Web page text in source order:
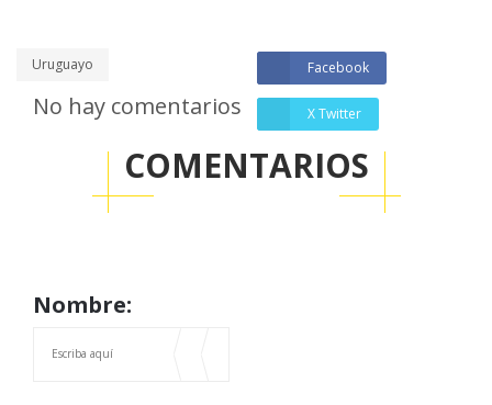
Uruguayo Facebook
X Twitter
COMENTARIOS
Nombre:
No hay comentarios